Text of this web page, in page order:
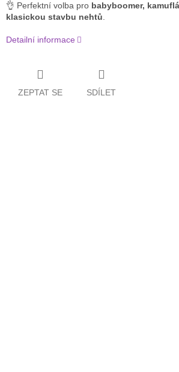
👌 Perfektní volba pro babyboomer,
klasickou stavbu nehtů.
Detailní informace
ZEPTAT SE SDÍLET